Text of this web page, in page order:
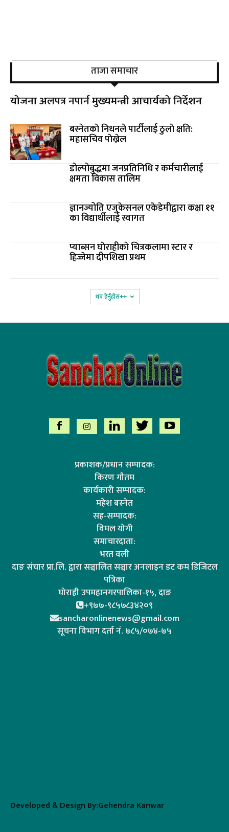
ताजा समाचार
योजना अलपत्र नपार्न मुख्यमन्त्री आचार्यको निर्देशन
बस्नेतकाे निधनले पार्टीलाई ठुलाे क्षति:
महासचिव पाेख्रेल
डोल्पोबुद्धमा जनप्रतिनिधि र कर्मचारीलाई
क्षमता विकास तालिम
ज्ञानज्योति एजुकेसनल एकेडेमीद्वारा कक्षा ११
का विद्यार्थीलाई स्वागत
प्याब्सन घाेराहीकाे चित्रकलामा स्टार र
हिज्जेमा दीपशिखा प्रथम
थप हेर्नुहोस‌++
प्रकाशक/प्रधान सम्पादक:
किरण गौतम
कार्यकारी सम्पादक:
महेश बस्नेत
सह-सम्पादक:
विमल योगी
समाचारदाता:
भरत वली
दाङ संचार प्रा.लि. द्वारा सञ्चालित सञ्चार अनलाइन डट कम डिजिटल
पत्रिका
घोराही उपमहानगरपालिका-१५, दाङ
+९७७-९८५७८३४२०९
sancharonlinenews@gmail.com
सूचना विभाग दर्ता न‌ं. ७८५/०७४-७५
Developed & Design By:Gehendra Kanwar